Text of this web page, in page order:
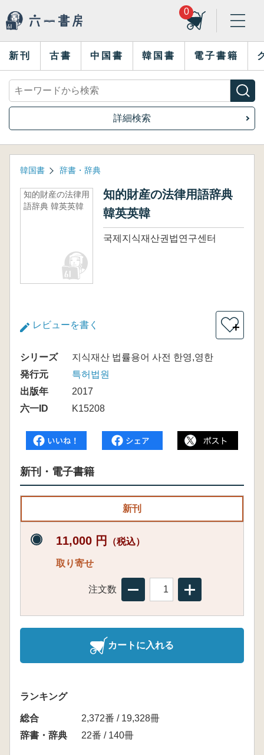
0
新刊 古書 中国書 韓国書 電子書籍
詳細検索
韓国書 辞書・辞典
知的財産の法律用
語辞典 韓英英韓
知的財産の法律用語辞典
韓英英韓
국제지식재산권법연구센터
レビューを書く ＋
シリーズ
지식재산 법률용어 사전 한영,영한
発行元
특허법원
出版年
2017
六一ID
K15208
新刊・電子書籍
新刊
11,000 円 （税込）
取り寄せ
注文数
カートに入れる
ランキング
総合
2,372番 / 19,328冊
辞書・辞典
22番 / 140冊